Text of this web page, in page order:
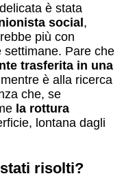
è stata
social,
più con
settimane. Pare che
trasferita in una
è alla ricerca
che, se
la rottura
lontana dagli
risolti?